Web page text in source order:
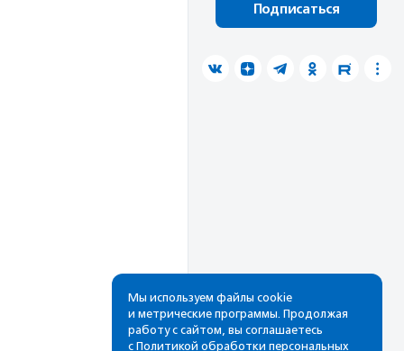
Подписаться
Мы используем файлы cookie
и метрические программы. Продолжая
работу с сайтом, вы соглашаетесь
с Политикой обработки персональных